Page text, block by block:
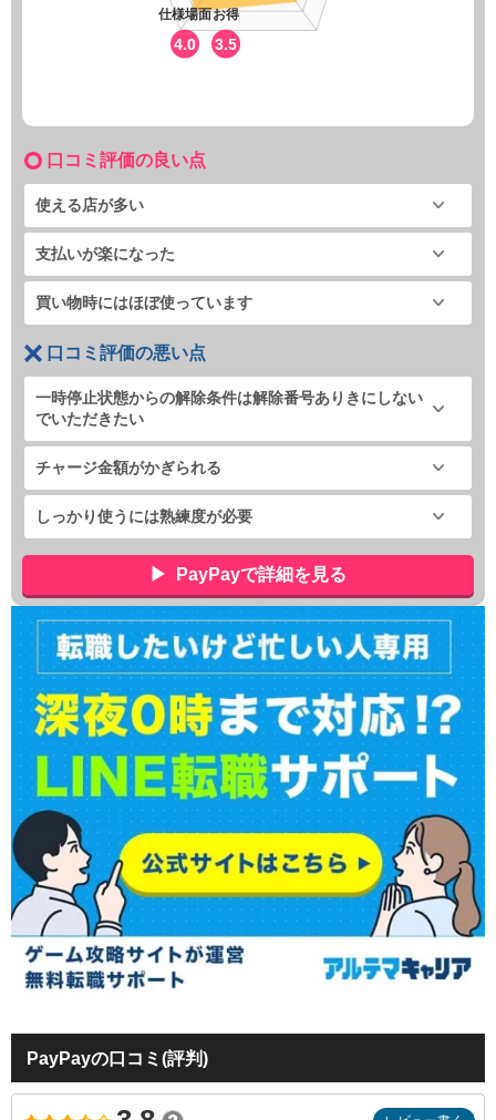
お得
3.5
仕様場面
4.0
口コミ評価の良い点
使える店が多い
支払いが楽になった
買い物時にはほぼ使っています
口コミ評価の悪い点
一時停止状態からの解除条件は解除番号ありきにしない
でいただきたい
チャージ金額がかぎられる
しっかり使うには熟練度が必要
PayPayで詳細を見る
PayPayの口コミ(評判)